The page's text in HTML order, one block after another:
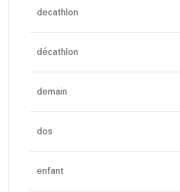
decathlon
décathlon
demain
dos
enfant